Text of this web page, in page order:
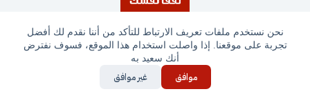
نحن نستخدم ملفات تعريف الارتباط للتأكد من أننا نقدم لك أفضل
تجربة على موقعنا. إذا واصلت استخدام هذا الموقع، فسوف نفترض
أنك سعيد به
موافق غير موافق
جميع الحقوق محفوظة © ثقف نفسك 2025